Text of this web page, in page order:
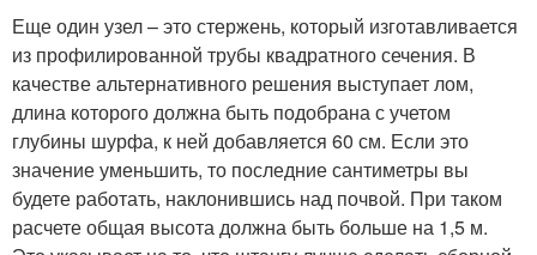
Еще один узел – это стержень, который изготавливается
из профилированной трубы квадратного сечения. В
качестве альтернативного решения выступает лом,
длина которого должна быть подобрана с учетом
глубины шурфа, к ней добавляется 60 см. Если это
значение уменьшить, то последние сантиметры вы
будете работать, наклонившись над почвой. При таком
расчете общая высота должна быть больше на 1,5 м.